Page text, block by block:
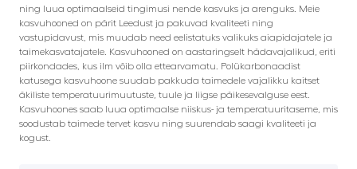
ning luua optimaalseid tingimusi nende kasvuks ja arenguks. Meie
kasvuhooned on pärit Leedust ja pakuvad kvaliteeti ning
vastupidavust, mis muudab need eelistatuks valikuks aiapidajatele ja
taimekasvatajatele. Kasvuhooned on aastaringselt hädavajalikud, eriti
piirkondades, kus ilm võib olla ettearvamatu. Polükarbonaadist
katusega kasvuhoone suudab pakkuda taimedele vajalikku kaitset
äkiliste temperatuurimuutuste, tuule ja liigse päikesevalguse eest.
Kasvuhoones saab luua optimaalse niiskus- ja temperatuuritaseme, mis
soodustab taimede tervet kasvu ning suurendab saagi kvaliteeti ja
kogust.